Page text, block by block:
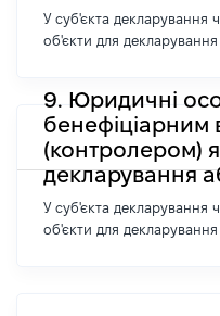
У суб'єкта декларування
об'єкти для декларування
9. Юридичні
бенефіціарним
(контролером)
декларування
У суб'єкта декларування
об'єкти для декларування